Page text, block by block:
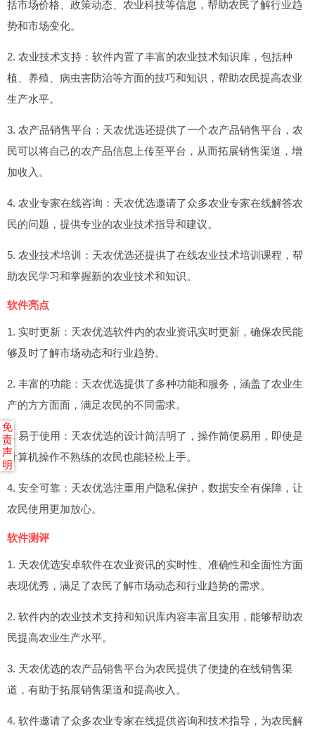
括市场价格、政策动态、农业科技等信息，帮助农民了解行业趋
势和市场变化。
2. 农业技术支持：软件内置了丰富的农业技术知识库，包括种
植、养殖、病虫害防治等方面的技巧和知识，帮助农民提高农业
生产水平。
3. 农产品销售平台：天农优选还提供了一个农产品销售平台，农
民可以将自己的农产品信息上传至平台，从而拓展销售渠道，增
加收入。
4. 农业专家在线咨询：天农优选邀请了众多农业专家在线解答农
民的问题，提供专业的农业技术指导和建议。
5. 农业技术培训：天农优选还提供了在线农业技术培训课程，帮
助农民学习和掌握新的农业技术和知识。
软件亮点
1. 实时更新：天农优选软件内的农业资讯实时更新，确保农民能
够及时了解市场动态和行业趋势。
2. 丰富的功能：天农优选提供了多种功能和服务，涵盖了农业生
产的方方面面，满足农民的不同需求。
3. 易于使用：天农优选的设计简洁明了，操作简便易用，即使是
计算机操作不熟练的农民也能轻松上手。
4. 安全可靠：天农优选注重用户隐私保护，数据安全有保障，让
农民使用更加放心。
软件测评
1. 天农优选安卓软件在农业资讯的实时性、准确性和全面性方面
表现优秀，满足了农民了解市场动态和行业趋势的需求。
2. 软件内的农业技术支持和知识库内容丰富且实用，能够帮助农
民提高农业生产水平。
3. 天农优选的农产品销售平台为农民提供了便捷的在线销售渠
道，有助于拓展销售渠道和提高收入。
4. 软件邀请了众多农业专家在线提供咨询和技术指导，为农民解
免
责
声
明